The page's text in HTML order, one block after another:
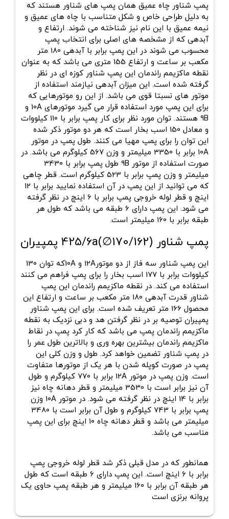
پمپ شناور چاه عمیق همان پمپ های شناور هستند که
به دلیل طراحی خاص و شکل متناسب با چاه های عمیق و
نیمه عمیق با این نام نیز شناخته می شوند. ارتفاع و
آبدهی که از مشخصه های اصلی برای انتخاب پمپ
محسوب می شوند در این پمپ برابر با آبدهی 180 متر
مکعب بر ساعت و ارتفاع 155 متری می باشد که به عنوان
نقطه ماکزیمم راندمان این پمپ شناور کوزه ای در نظر
گرفته شده است. این میزان آبدهی نیازمند استفاده از
موتور های نسبتا قوی می باشد. از این رو موتورهایی که
برای این پمپ مورد استفاده قرار می گیرد موتورهای 10A و
9B هستند. توان مورد نظر برای کار پمپ برابر با 110 کیلووات
و معادل 150 اسب بخار است که هر دو موتور ذکر شده
این توان را برای پمپ مهیا می کنند. طول پمپ در موتور
10A برابر با 3350 میلیمتر و وزن 567 کیلوگرم می باشد. در
صورت استفاده از موتور 9B طول پمپ برابر با 3430
میلیمتر و وزن پمپ برابر با 523 کیلوگرم است. قطر چاهی
که می توانید از این پمپ در آن استفاده نمایید برابر با 12
اینچ و قطر لوله خروجی پمپ برابر با 6 اینچ در نظر گرفته
می شود. این پمپ دارای 6 طبقه می باشد که طول هر
طبقه برابر با 160 میلیمتر است.
پمپ شناور 425/6a(∅170/162) پمپیران
این پمپ شناور سه فاز از دو موتور12A و 10Aکه توان 130
کیلووات برابر با 177 اسب بخار را برای پمپ فراهم می کنند
استفاده می کند. در نقطه ماکزیمم راندمان این پمپ
شناور قدرت آبدهی 180 متر مکعب بر ساعت و ارتفاع این
محصول 166 متر تعریف شده است. برای این پمپ شناور
پمپیران توصیه بر در نظر گرفتن هد و دبی نزدیک به نقطه
ماکزیمم راندمان پمپ می باشد که کار کرد پمپ در نقاط
ماکزیمم راندمان بیشترین بهره وری و بالاترین طول عمر را
در پمپ شناور تضمین خواهد کرد. طول و وزن کلی این
پمپ در صورت کوپله شدن با هر یک از موتورها متفاوت
است. وزن پمپ در موتور 12A برابر با 770 کیلوگرم و طول
آن نیز برابر است با 3530 میلیمتر و قطر دهانه چاه نیز
برابر با 14 اینچ در نظر گرفته می شود. در موتور 10A وزن
پمپ برابر با 743 کیلوگرم و طول آن برابر است با 3480
میلیمتر می باشد و قطر دهانه چاه 10 اینچ برای این پمپ
مناسب می باشد.
همانطور که در مدل قبلی ذکر شد قطر لوله خروجی پمپ
برابر با 6 اینچ است. این پمپ دارای 6 طبقه است که طول
هر طبقه آن برابر با 160 میلیمتر و هر طبقه پمپ حاوی یک
پروانه برنزی است